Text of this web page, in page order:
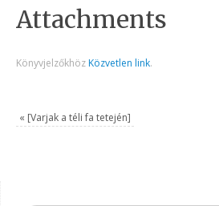
Attachments
Könyvjelzőkhöz Közvetlen link.
« [Varjak a téli fa tetején]